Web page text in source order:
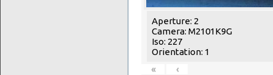
Aperture: 2
Camera: M2101K9G
Iso: 227
Orientation: 1
«
‹